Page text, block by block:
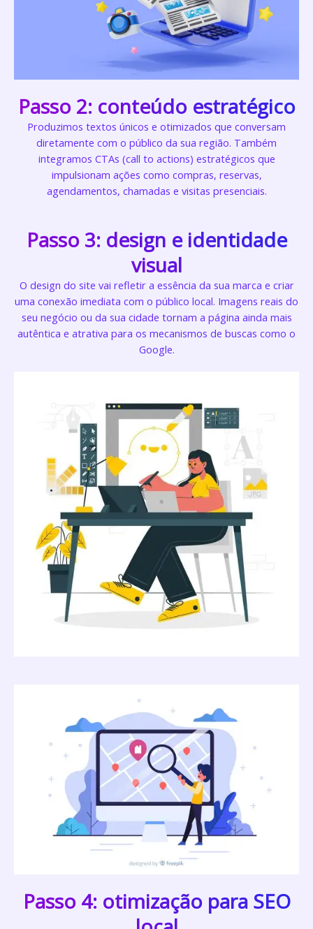
Passo 2: conteúdo estratégico
Produzimos textos únicos e otimizados que conversam
diretamente com o público da sua região. Também
integramos CTAs (call to actions) estratégicos que
impulsionam ações como compras, reservas,
agendamentos, chamadas e visitas presenciais.
Passo 3: design e identidade
visual​
O design do site vai refletir a essência da sua marca e criar
uma conexão imediata com o público local. Imagens reais do
seu negócio ou da sua cidade tornam a página ainda mais
autêntica e atrativa para os mecanismos de buscas como o
Google.
Passo 4: otimização para SEO